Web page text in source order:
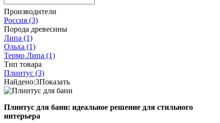
Производители
Россия (3)
Порода древесины
Липа (1)
Ольха (1)
Термо Липа (1)
Тип товара
Плинтус (3)
Найдено:3Показать
Плинтус для бани: идеальное решение для стильного
интерьера